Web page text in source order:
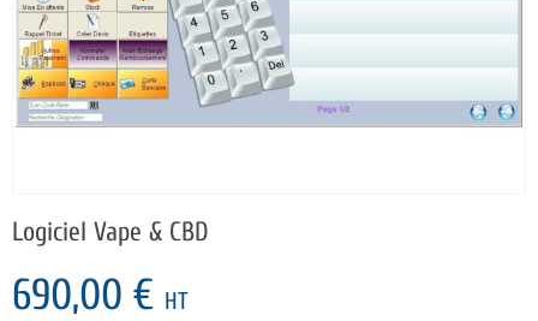
Logiciel Vape & CBD
690,00 € HT